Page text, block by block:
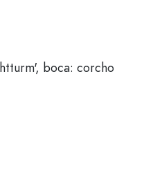
Botellas de vidrio 500 ml